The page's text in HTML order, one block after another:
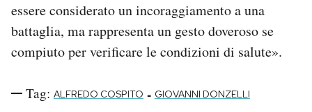
essere considerato un incoraggiamento a una
battaglia, ma rappresenta un gesto doveroso se
compiuto per verificare le condizioni di salute».
Tag: ALFREDO COSPITO - GIOVANNI DONZELLI